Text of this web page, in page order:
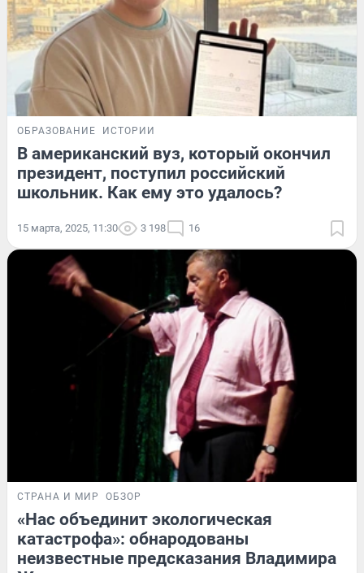
ОБРАЗОВАНИЕ ИСТОРИИ
В американский вуз, который окончил
президент, поступил российский
школьник. Как ему это удалось?
15 марта, 2025, 11:30 3 198 16
СТРАНА И МИР ОБЗОР
«Нас объединит экологическая
катастрофа»: обнародованы
неизвестные предсказания Владимира